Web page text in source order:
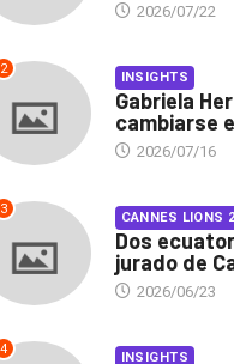
2026/07/22
2 INSIGHTS
Gabriela
cambiarse
2026/07/16
3 CANNES LIONS
Dos
jurado de
2026/06/23
4 INSIGHTS